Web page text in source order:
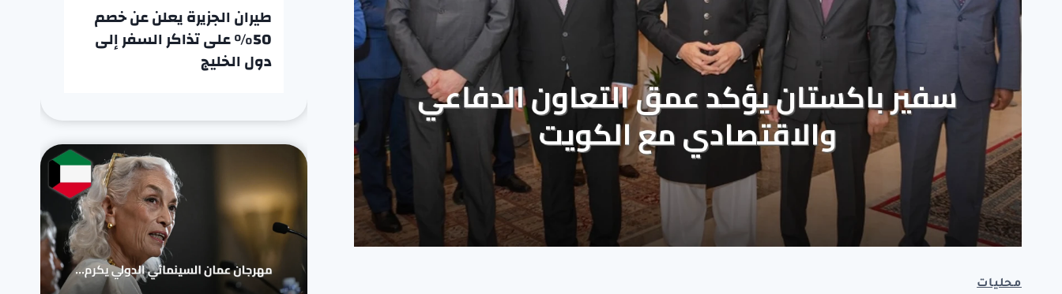
محليات
طيران الجزيرة يعلن عن خصم
50% على تذاكر السفر إلى
دول الخليج